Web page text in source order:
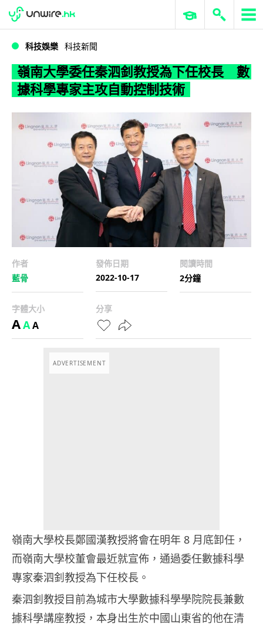
WWDC 2026 ERP 與商業 AI
科技娛樂 科技新聞
嶺南大學委任秦泗釗教授為下任校長 數
據科學專家主攻自動控制技術
作者
藍骨
發佈日期
2022-10-17
閱讀時間
2分鐘
字體大小
AAA
分享
ADVERTISEMENT
嶺南大學校長鄭國漢教授將會在明年 8 月底卸任，
而嶺南大學校董會最近就宣佈，通過委任數據科學
專家秦泗釗教授為下任校長。
秦泗釗教授目前為城市大學數據科學學院院長兼數
據科學講座教授，本身出生於中國山東省的他在清